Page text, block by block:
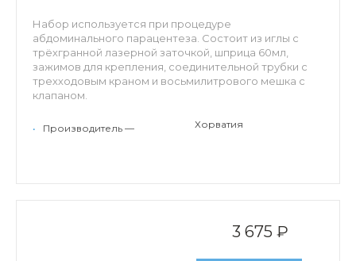
Набор используется при процедуре
абдоминального парацентеза. Состоит из иглы с
трёхгранной лазерной заточкой, шприца 60мл,
зажимов для крепления, соединительной трубки с
трехходовым краном и восьмилитрового мешка с
клапаном.
• Производитель — Хорватия
3 675 ₽